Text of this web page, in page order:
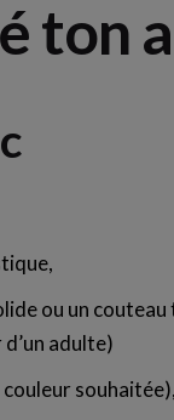
ton
ou un
adulte)
souhaitée),